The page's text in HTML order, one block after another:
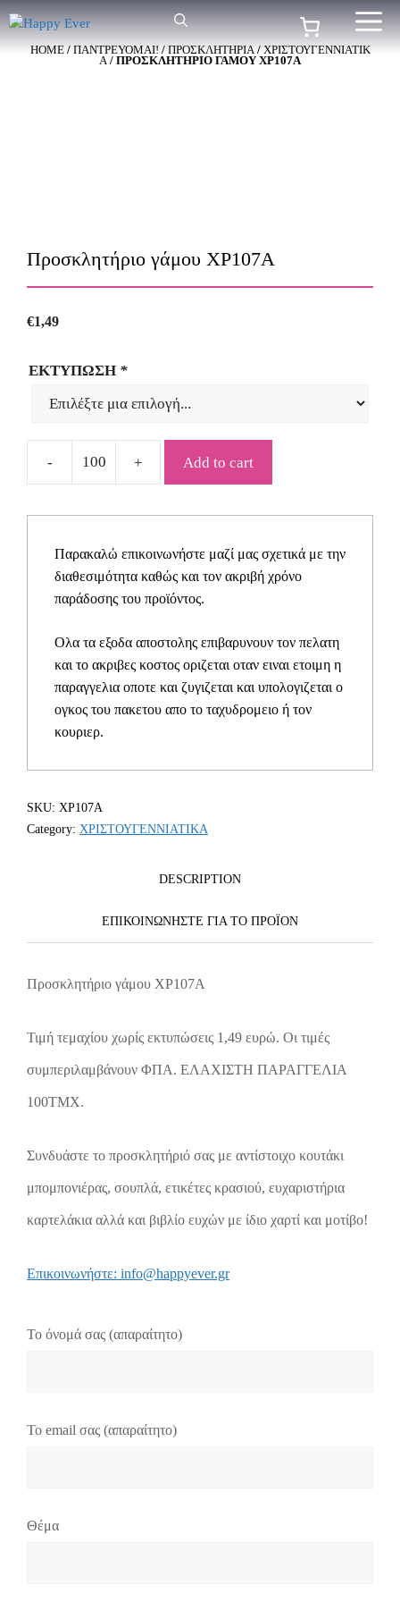
Μετάβαση
σε
περιεχόμενο
HOME/ΠΑΝΤΡΕΥΟΜΑΙ!/ΠΡΟΣΚΛΗΤΉΡΙΑ/ΧΡΙΣΤΟΥΓΕΝΝΙΑΤΙΚ
Α/ ΠΡΟΣΚΛΗΤΉΡΙΟ ΓΆΜΟΥ ΧΡ107Α
Προσκλητήριο γάμου ΧΡ107Α
€1,49
ΕΚΤΥΠΩΣΗ *
Προσκλητήριο
ΧΡ107Α
Add to cart
Παρακαλώ επικοινωνήστε μαζί μας σχετικά με την
διαθεσιμότητα καθώς και τον ακριβή χρόνο
παράδοσης του προϊόντος.
Ολα τα εξοδα αποστολης επιβαρυνουν τον πελατη
και το ακριβες κοστος οριζεται οταν ειναι ετοιμη η
παραγγελια οποτε και ζυγιζεται και υπολογιζεται ο
ογκος του πακετου απο το ταχυδρομειο ή τον
κουριερ.
SKU: ΧΡ107Α
Category: ΧΡΙΣΤΟΥΓΕΝΝΙΑΤΙΚΑ
DESCRIPTION
ΕΠΙΚΟΙΝΩΝΗΣΤΕ ΓΙΑ ΤΟ ΠΡΟΪOΝ
Προσκλητήριο γάμου ΧΡ107Α
Τιμή τεμαχίου χωρίς εκτυπώσεις 1,49 ευρώ. Οι τιμές
συμπεριλαμβάνουν ΦΠΑ. ΕΛΑΧΙΣΤΗ ΠΑΡΑΓΓΕΛΙΑ
100ΤΜΧ.
Συνδυάστε το προσκλητήριό σας με αντίστοιχο κουτάκι
μπομπονιέρας, σουπλά, ετικέτες κρασιού, ευχαριστήρια
καρτελάκια αλλά και βιβλίο ευχών με ίδιο χαρτί και μοτίβο!
Επικοινωνήστε: info@happyever.gr
Το όνομά σας (απαραίτητο)
Το email σας (απαραίτητο)
Θέμα